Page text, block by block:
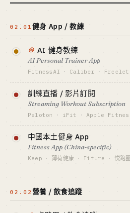
最適合 · BEST FIT
02.01 健身 App / 教練
⊛ AI 健身教練
AI Personal Trainer App
FitnessAI · Caliber ·
AI 生成個性化訓練計畫 + 攝像
作。飽和品類，但 2025 攝像
品類重開了一輪，FitnessAI
$2M+ ARR。
資金底線 · CAPITAL
$50K-500K
GTM · SALES MOTION
FitnessAI ~$2M+ ARR · Future
最適合 · BEST FIT
訓練直播 / 影片訂閱
Streaming Workout Subscription
Peloton · iFit · Apple
工作室直播 + 互動課程 + 名教
跌過山車證明硬體依賴危險，
（Apple Fitness+）反而更穩。
GTM · SALES MOTION
中國本土健身 App
Fitness App (China-specific)
Keep · 薄荷健康 · Fiture · 悦跑圈
花板低 — 必須電商或硬體交
02.02 營養 / 飲食追蹤